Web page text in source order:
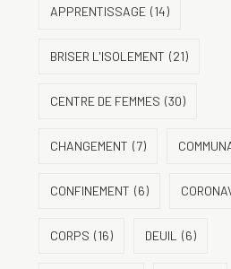
APPRENTISSAGE (14)
BRISER L'ISOLEMENT (21)
CENTRE DE FEMMES (30)
CHANGEMENT (7)
CONFINEMENT (6)
CORPS (16) DEUIL (6)